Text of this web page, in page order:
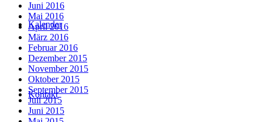
Kalender
Kontakt
Juni 2016
Mai 2016
April 2016
März 2016
Februar 2016
Dezember 2015
November 2015
Oktober 2015
September 2015
Juli 2015
Juni 2015